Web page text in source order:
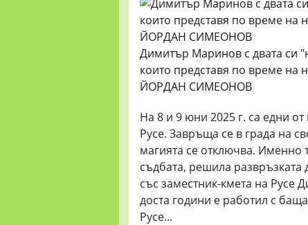
Димитър Маринов с двата си
които представя по време на
ЙОРДАН СИМЕОНОВ
На 8 и 9 юни 2025 г. са едни
Русе. Завръща се в града на
магията се отключва. Именно
съдбата, решила
със заместник-кмета на Русе
доста години е работил с
Русе...